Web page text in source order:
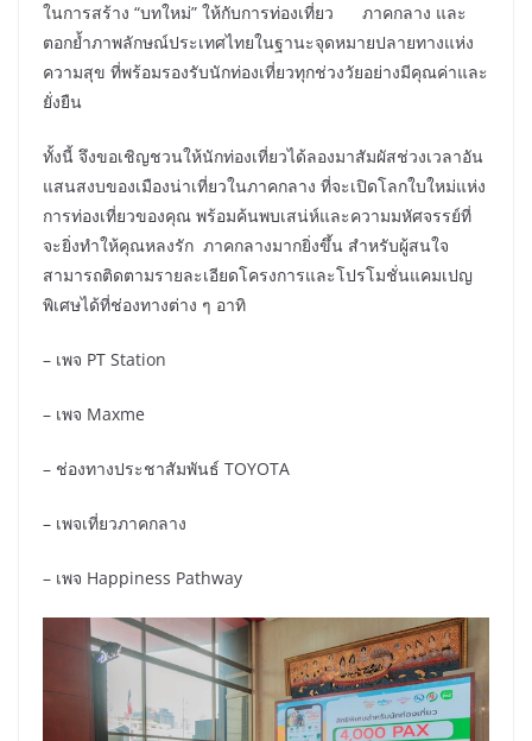
ในการสร้าง “บทใหม่” ให้กับการท่องเที่ยว ภาคกลาง และ
ตอกย้ำภาพลักษณ์ประเทศไทยในฐานะจุดหมายปลายทางแห่ง
ความสุข ที่พร้อมรองรับนักท่องเที่ยวทุกช่วงวัยอย่างมีคุณค่าและ
ยั่งยืน
ทั้งนี้ จึงขอเชิญชวนให้นักท่องเที่ยวได้ลองมาสัมผัสช่วงเวลาอัน
แสนสงบของเมืองน่าเที่ยวในภาคกลาง ที่จะเปิดโลกใบใหม่แห่ง
การท่องเที่ยวของคุณ พร้อมค้นพบเสน่ห์และความมหัศจรรย์ที่
จะยิ่งทำให้คุณหลงรัก ภาคกลางมากยิ่งขึ้น สำหรับผู้สนใจ
สามารถติดตามรายละเอียดโครงการและโปรโมชั่นแคมเปญ
พิเศษได้ที่ช่องทางต่าง ๆ อาทิ
– เพจ PT Station
– เพจ Maxme
– ช่องทางประชาสัมพันธ์ TOYOTA
– เพจเที่ยวภาคกลาง
– เพจ Happiness Pathway